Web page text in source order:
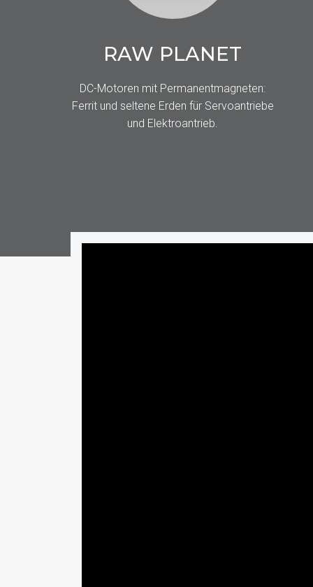
RAW PLANET
DC-Motoren mit Permanentmagneten:
Ferrit und seltene Erden für Servoantriebe
und Elektroantrieb.